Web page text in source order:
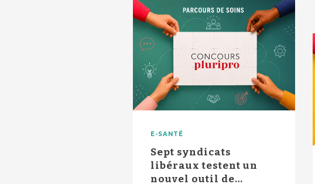
E-SANTÉ
Sept syndicats
libéraux testent un
nouvel outil de